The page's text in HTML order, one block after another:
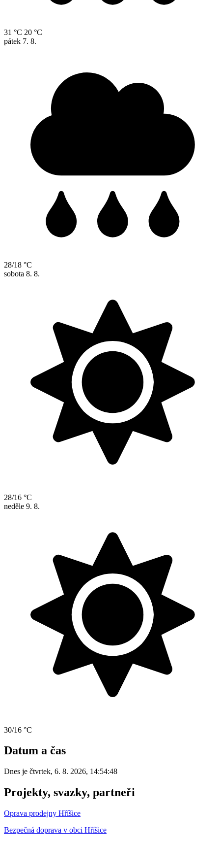
31 °C 20 °C
pátek 7. 8.
28/18 °C
sobota 8. 8.
28/16 °C
neděle 9. 8.
30/16 °C
Datum a čas
Dnes je čtvrtek, 6. 8. 2026, 14:54:48
Projekty, svazky, partneři
Oprava prodejny Hříšice
Bezpečná doprava v obci Hříšice